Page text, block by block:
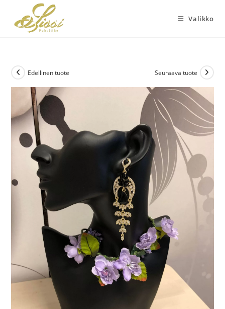
suoraan
sisältöön
Valikko
Edellinen tuote Seuraava tuote